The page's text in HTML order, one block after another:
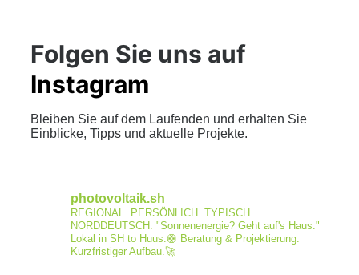
Folgen Sie uns auf
Instagram
Bleiben Sie auf dem Laufenden und erhalten Sie
Einblicke, Tipps und aktuelle Projekte.
photovoltaik.sh_
REGIONAL. PERSÖNLICH. TYPISCH
NORDDEUTSCH. "Sonnenenergie? Geht auf's Haus."
Lokal in SH to Huus.🛟 Beratung & Projektierung.
Kurzfristiger Aufbau.🚀